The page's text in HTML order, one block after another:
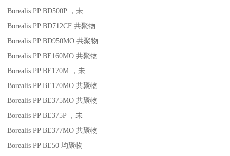
Borealis PP BD500P
，未
Borealis PP BD712CF 共聚物
Borealis PP BD950MO 共聚物
Borealis PP BE160MO 共聚物
Borealis PP BE170M
，未
Borealis PP BE170MO 共聚物
Borealis PP BE375MO 共聚物
Borealis PP BE375P
，未
Borealis PP BE377MO 共聚物
Borealis PP BE50 均聚物